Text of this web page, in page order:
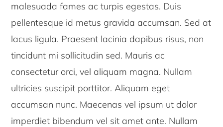
malesuada fames ac turpis egestas. Duis
pellentesque id metus gravida accumsan. Sed at
lacus ligula. Praesent lacinia dapibus risus, non
tincidunt mi sollicitudin sed. Mauris ac
consectetur orci, vel aliquam magna. Nullam
ultricies suscipit porttitor. Aliquam eget
accumsan nunc. Maecenas vel ipsum ut dolor
imperdiet bibendum vel sit amet ante. Nullam